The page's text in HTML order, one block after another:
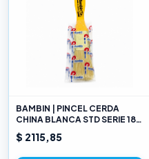
BAMBIN | PINCEL CERDA
CHINA BLANCA STD SERIE 189
10
$ 2115,85